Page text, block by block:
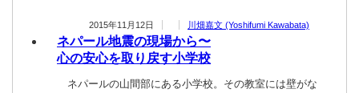
2015年11月12日 川畑嘉文 (Yoshifumi Kawabata)
ネパール地震の現場から〜
心の安心を取り戻す小学校
ネパールの山間部にある小学校。その教室には壁がな